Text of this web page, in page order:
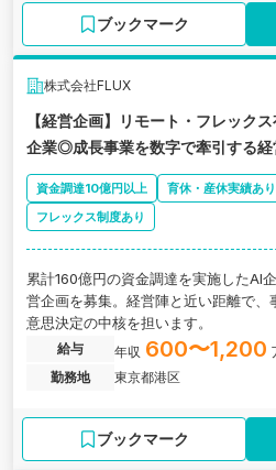
ブックマーク
株式会社FLUX
【経営企画】リモート・フレック
企業◎成長事業を数字で牽引する経
資金調達10億円以上 育休・産休実績あり
フレックス制度あり
累計160億円の資金調達を実施したAI
営企画を募集。経営陣と近い距離で
意思決定の中核を担います。
給与 年収 600〜1,200
勤務地
東京都港区
ブックマーク